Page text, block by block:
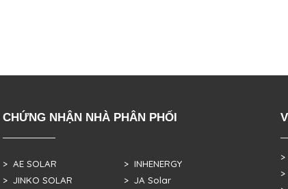
CHỨNG NHẬN NHÀ PHÂN PHỐI
> AE SOLAR
> JINKO SOLAR
> INHENERGY
> JA Solar
>